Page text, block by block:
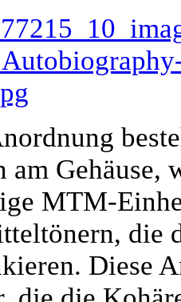
am Gehäuse,
MTM-
die
Diese